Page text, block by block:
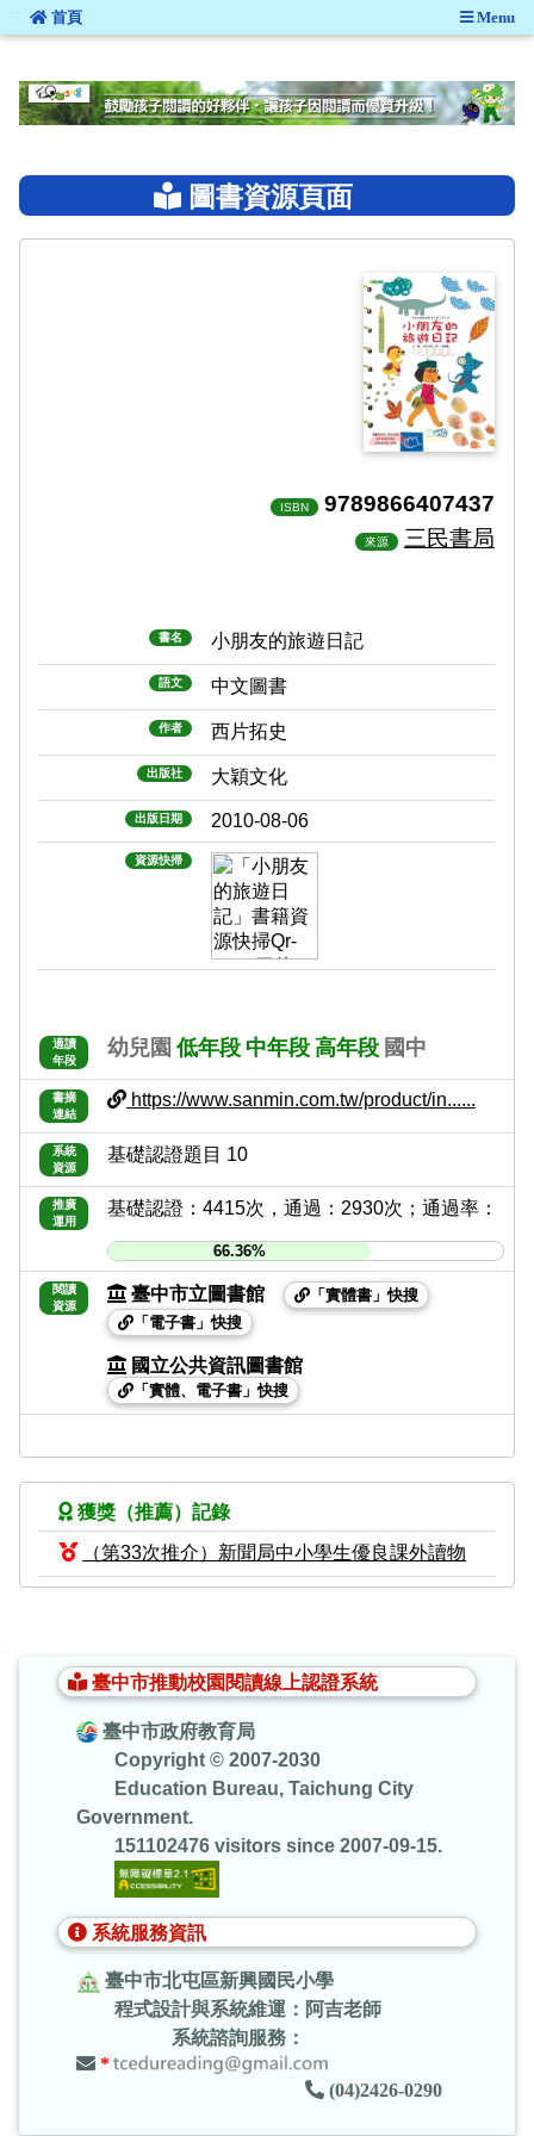
::: 首頁 Menu
圖書資源頁面
ISBN 9789866407437
來源 三民書局
書名 小朋友的旅遊日記
語文 中文圖書
作者 西片拓史
出版社 大穎文化
出版日期 2010-08-06
資源快掃
適讀
年段
幼兒園 低年段 中年段 高年段 國中
書摘
連結
https://www.sanmin.com.tw/product/in......
系統
資源
基礎認證題目 10
推廣
運用
基礎認證：4415次，通過：2930次；通過率：
66.36%
閱讀
資源
臺中市立圖書館
「實體書」快搜
「電子書」快搜
國立公共資訊圖書館
「實體、電子書」快搜
獲獎（推薦）記錄
（第33次推介）新聞局中小學生優良課外讀物
臺中市推動校園閱讀線上認證系統
臺中市政府教育局
Copyright © 2007-2030
Education Bureau, Taichung City
Government.
151102476 visitors since 2007-09-15.
系統服務資訊
臺中市北屯區新興國民小學
程式設計與系統維運：阿吉老師
系統諮詢服務：
*
(04)2426-0290